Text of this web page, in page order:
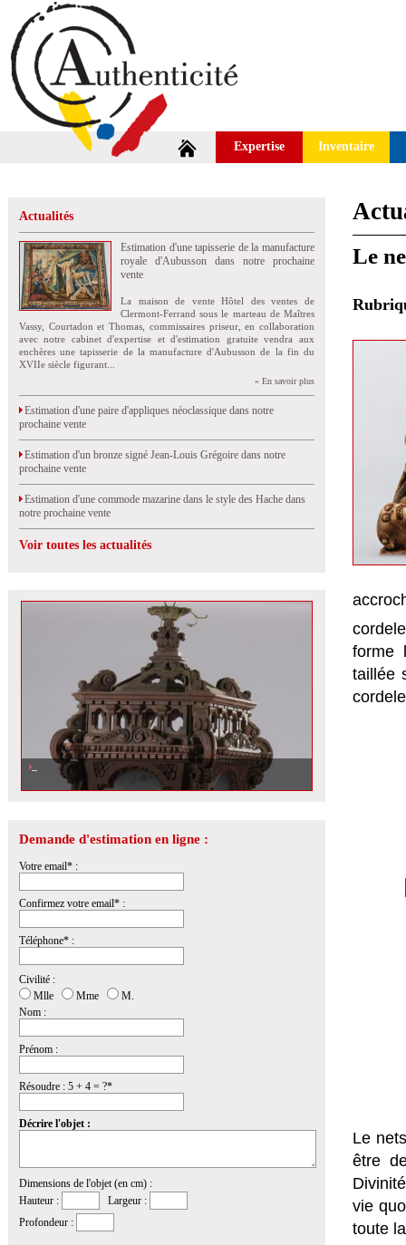
Expertise Inventaire
Actualités
Estimation d'une tapisserie de la manufacture
royale d'Aubusson dans notre prochaine
vente
La maison de vente Hôtel des ventes de
Clermont-Ferrand sous le marteau de Maîtres
Vassy, Courtadon et Thomas, commissaires priseur, en collaboration
avec notre cabinet d'expertise et d'estimation gratuite vendra aux
enchères une tapisserie de la manufacture d'Aubusson de la fin du
XVIIe siècle figurant...
» En savoir plus
Estimation d'une paire d'appliques néoclassique dans notre
prochaine vente
Estimation d'un bronze signé Jean-Louis Grégoire dans notre
prochaine vente
Estimation d'une commode mazarine dans le style des Hache dans
notre prochaine vente
Voir toutes les actualités
Estimation d\'une lanterne en bois sculpté, vendue à Orléans
Demande d'estimation en ligne :
Votre email* :
Confirmez votre email* :
Téléphone* :
Civilité :
Mlle
Mme
M.
Nom :
Prénom :
Résoudre : 5 + 4 = ?*
Décrire l'objet :
Dimensions de l'objet (en cm) :
Hauteur :
Largeur :
Profondeur :
Le
forme
taillée
Le
être
vie
toute